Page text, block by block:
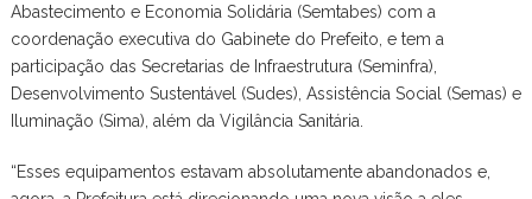
Abastecimento e Economia Solidária (Semtabes) com a
coordenação executiva do Gabinete do Prefeito, e tem a
participação das Secretarias de Infraestrutura (Seminfra),
Desenvolvimento Sustentável (Sudes), Assistência Social (Semas) e
Iluminação (Sima), além da Vigilância Sanitária.
“Esses equipamentos estavam absolutamente abandonados e,